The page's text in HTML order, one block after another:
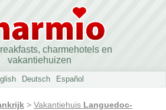
charmehotels en
vakantiehuizen
Deutsch Español
> Vakantiehuis Languedoc-